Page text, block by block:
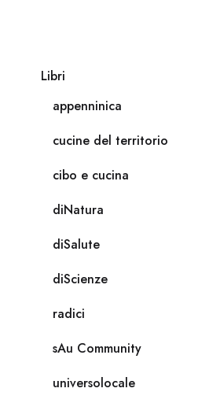
Libri
appenninica
cucine del territorio
cibo e cucina
diNatura
diSalute
diScienze
radici
sAu Community
universolocale